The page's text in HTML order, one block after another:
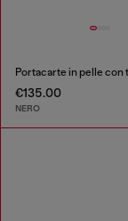
€135.00
NERO